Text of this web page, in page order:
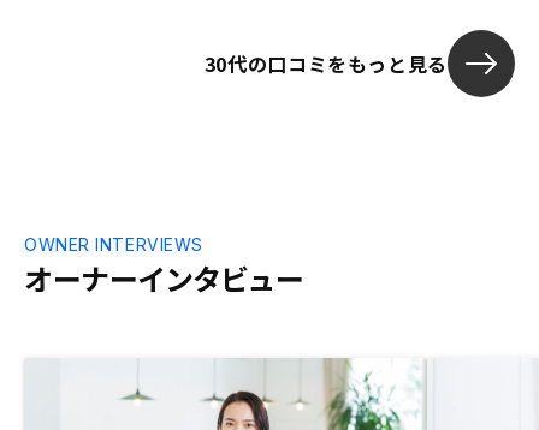
ますが…）キ
なることがほ
当チーム内で
30代の口コミをもっと見る
オーナーインタビュー
OWNER INTERVIEWS